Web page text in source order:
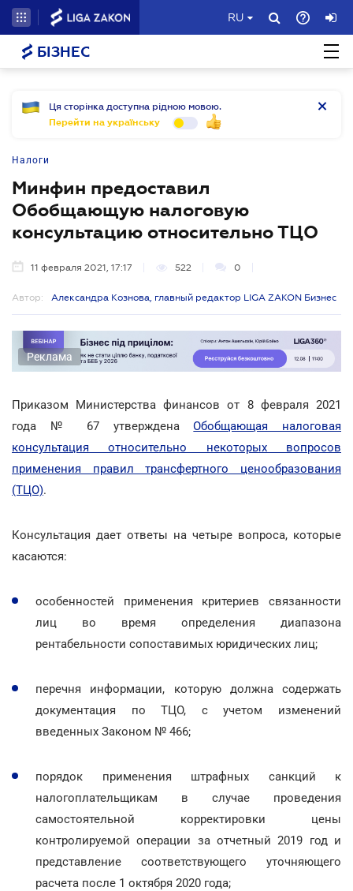
RU
БІЗНЕС
Ця сторінка доступна рідною мовою.
Перейти на українську
Налоги
Минфин предоставил
Обобщающую налоговую
консультацию относительно ТЦО
11 февраля 2021, 17:17 522 0
Автор: Александра Кознова, главный редактор LIGA ZAKON Бизнес
Реклама
Приказом Министерства финансов от 8 февраля 2021
года № 67
утвержденаОбобщающая налоговая
консультация относительно некоторых вопросов
применения правил трансфертного ценообразования
(ТЦО).
Консультация дает ответы на четыре вопроса, которые
касаются:
особенностей применения критериев связанности
лиц во время определения диапазона
рентабельности сопоставимых юридических лиц;
перечня информации, которую должна содержать
документация по ТЦО, с учетом изменений
введенных Законом № 466;
порядок применения штрафных санкций к
налогоплательщикам в случае проведения
самостоятельной корректировки цены
контролируемой операции за отчетный 2019 год и
представление соответствующего уточняющего
расчета после 1 октября 2020 года;